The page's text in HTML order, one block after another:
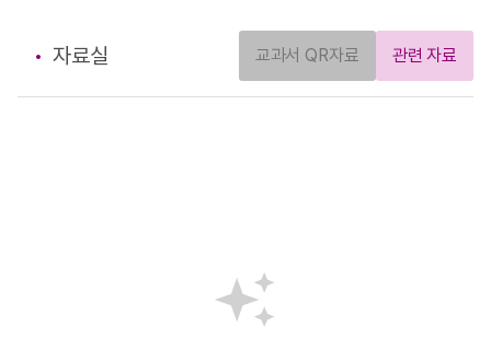
자료실 교과서 QR자료 관련 자료